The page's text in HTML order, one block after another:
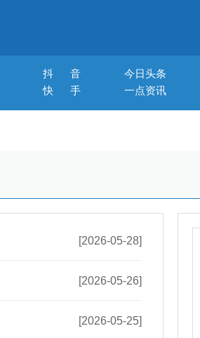
抖 音
快 手
今日头条
一点资讯
[2026-05-28]